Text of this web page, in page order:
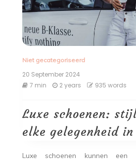
Niet gecategoriseerd
20 September 2024
7 min
2 years 935 words
Luxe schoenen:
elke gelegenheid
Luxe schoenen kunnen een